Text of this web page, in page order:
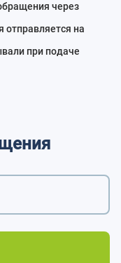
через
на
при подаче